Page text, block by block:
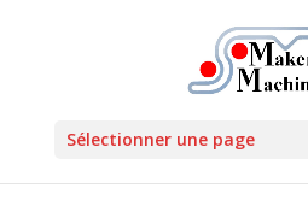
Sélectionner une page